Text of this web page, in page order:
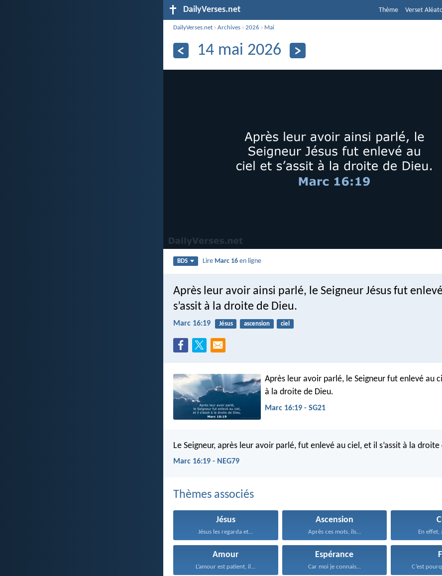
DailyVerses.net Thème Verset
DailyVerses.net ›Archives ›2026 › Mai
14 mai 2026
BDS Lire Marc 16 en ligne
Après leur avoir ainsi parlé, le Seigneur Jésus fut
s’assit à la droite de Dieu.
Marc 16:19 Jésus ascension ciel
Après leur avoir parlé, le Seigneur fut enlevé au
à la droite de Dieu.
Marc 16:19 - SG21
Le Seigneur, après leur avoir parlé, fut enlevé au ciel, et il s’assit à la droite
Marc 16:19 - NEG79
Thèmes associés
Jésus
Jésus les regarda et...
Ascension
Après ces mots, ils... En effet,
Amour
L’amour est patient, il...
Espérance
Car moi je connais... C’est